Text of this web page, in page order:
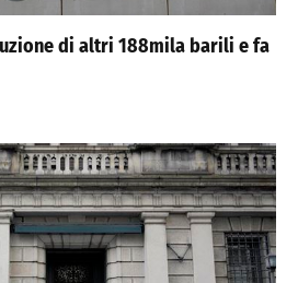
di altri 188mila barili e fa